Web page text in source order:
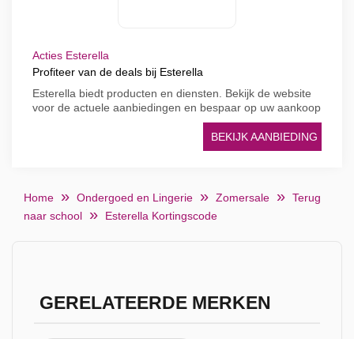
Acties Esterella
Profiteer van de deals bij Esterella
Esterella biedt producten en diensten. Bekijk de website
voor de actuele aanbiedingen en bespaar op uw aankoop
BEKIJK AANBIEDING
Home Ondergoed en Lingerie Zomersale
Terug
naar school
Esterella Kortingscode
GERELATEERDE MERKEN